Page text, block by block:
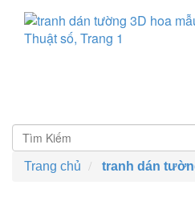
Trang chủ tranh dán